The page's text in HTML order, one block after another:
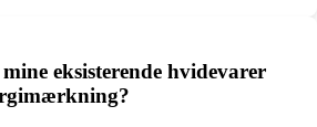
eksisterende hvidevarer